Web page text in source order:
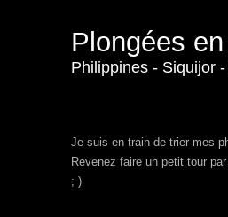
Plongées
Philippines - Siquijor
Je suis en train de trier mes
Revenez faire un petit tour
;-)